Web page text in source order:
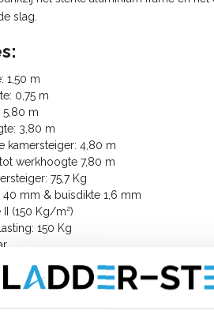
slag.
1,50 m
0,75 m
m
3,80 m
kamersteiger: 4,80 m
werkhoogte 7,80 m
75,7 Kg
40 mm & buisdikte 1,6 mm
(150 Kg/m²)
150 Kg
sports vouwframe